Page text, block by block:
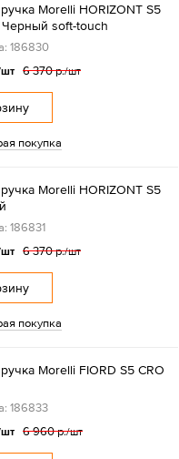
Morelli HORIZONT S5
Черный soft-touch
186830
6 370 р./шт
покупка
Morelli HORIZONT S5
186831
6 370 р./шт
покупка
Morelli FIORD S5 CRO
186833
6 960 р./шт